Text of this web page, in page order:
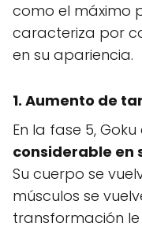
como el máximo
caracteriza por
en su apariencia.
1. Aumento de
En la fase 5,
considerable en
Su cuerpo se
músculos se
transformación